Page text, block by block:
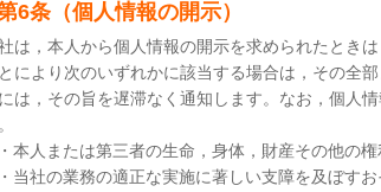
6条（個人情報の開示）
は，本人から個人情報の開示を求められたとき
により次のいずれかに該当する場合は，その全
は，その旨を遅滞なく通知します。なお，個人
本人または第三者の生命，身体，財産その他の
当社の業務の適正な実施に著しい支障を及ぼす